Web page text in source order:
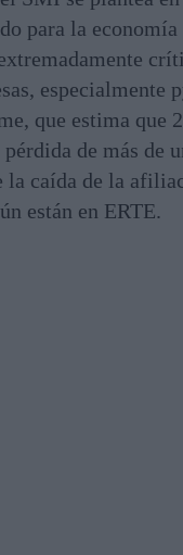
para la economía
especialmente
que estima que
pérdida de más de
la caída de la
están en ERTE.